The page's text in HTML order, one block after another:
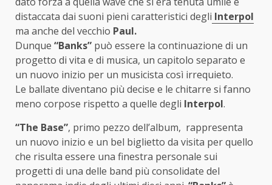
distaccata dai suoni pieni caratteristici degli Interpol
ma anche del vecchio Paul.
Dunque “Banks” può essere la continuazione di un
progetto di vita e di musica, un capitolo separato e
un nuovo inizio per un musicista così irrequieto.
Le ballate diventano più decise e le chitarre si fanno
meno corpose rispetto a quelle degli Interpol.
“The Base”, primo pezzo dell’album, rappresenta
un nuovo inizio e un bel biglietto da visita per quello
che risulta essere una finestra personale sui
progetti di una delle band più consolidate del